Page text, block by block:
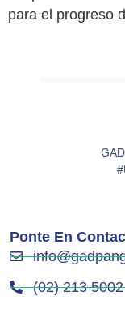
para el progreso
Ponte En
(02) 213 5002